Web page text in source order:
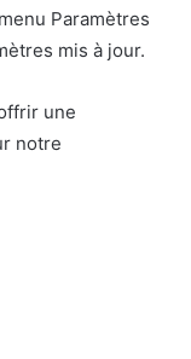
Paramètres
mis à jour.
une
notre